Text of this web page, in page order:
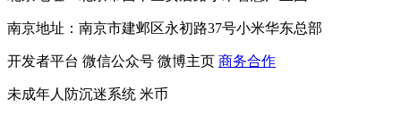
南京地址：南京市建邺区永初路37号小米华东总部
开发者平台 微信公众号 微博主页 商务合作
未成年人防沉迷系统 米币